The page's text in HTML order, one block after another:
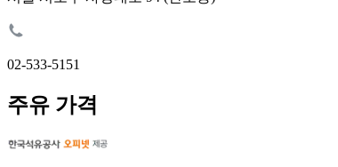
02-533-5151
주유 가격